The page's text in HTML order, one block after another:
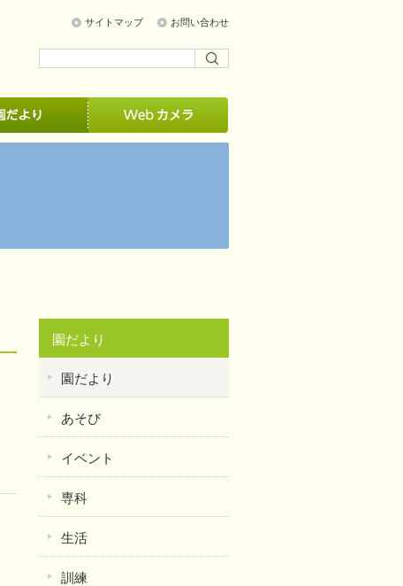
サイトマップ お問い合わせ
園だより
園だより
あそび
イベント
専科
生活
訓練